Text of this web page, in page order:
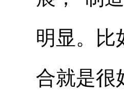
明显。比
合就是很